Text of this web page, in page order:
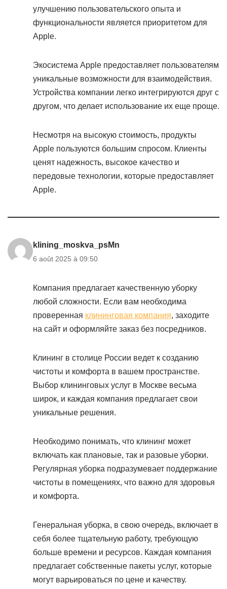
улучшению пользовательского опыта и
функциональности является приоритетом для
Apple.
Экосистема Apple предоставляет пользователям
уникальные возможности для взаимодействия.
Устройства компании легко интегрируются друг с
другом, что делает использование их еще проще.
Несмотря на высокую стоимость, продукты
Apple пользуются большим спросом. Клиенты
ценят надежность, высокое качество и
передовые технологии, которые предоставляет
Apple.
klining_moskva_psMn
6 août 2025 à 09:50
Компания предлагает качественную уборку
любой сложности. Если вам необходима
проверенная клининговая компания, заходите
на сайт и оформляйте заказ без посредников.
Клининг в столице России ведет к созданию
чистоты и комфорта в вашем пространстве.
Выбор клининговых услуг в Москве весьма
широк, и каждая компания предлагает свои
уникальные решения.
Необходимо понимать, что клининг может
включать как плановые, так и разовые уборки.
Регулярная уборка подразумевает поддержание
чистоты в помещениях, что важно для здоровья
и комфорта.
Генеральная уборка, в свою очередь, включает в
себя более тщательную работу, требующую
больше времени и ресурсов. Каждая компания
предлагает собственные пакеты услуг, которые
могут варьироваться по цене и качеству.